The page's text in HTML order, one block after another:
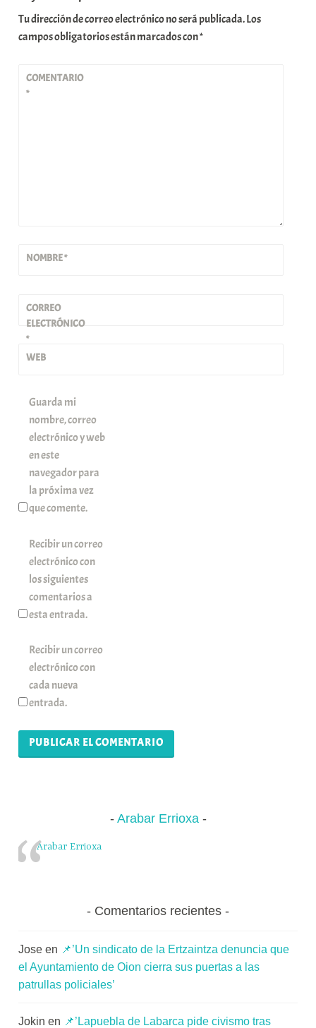
Tu dirección de correo electrónico no será publicada.Los
campos obligatorios están marcados con*
COMENTARIO
*
NOMBRE*
CORREO
ELECTRÓNICO
*
WEB
Guarda mi
nombre, correo
electrónico y web
en este
navegador para
la próxima vez
que comente.
Recibir un correo
electrónico con
los siguientes
comentarios a
esta entrada.
Recibir un correo
electrónico con
cada nueva
entrada.
Arabar Errioxa
Arabar Errioxa
Comentarios recientes
Jose en 📌’Un sindicato de la Ertzaintza denuncia que
el Ayuntamiento de Oion cierra sus puertas a las
patrullas policiales’
Jokin en 📌’Lapuebla de Labarca pide civismo tras